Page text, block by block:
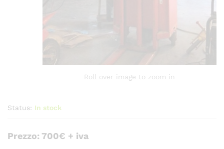
Roll over image to zoom in
Status: In stock
Prezzo: 700€ + iva